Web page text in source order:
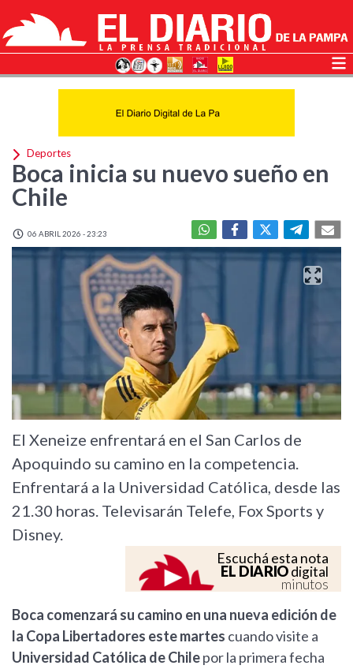
Deportes
Boca inicia su nuevo sueño en
Chile
06 ABRIL 2026 - 23:23
El Xeneize enfrentará en el San Carlos de
Apoquindo su camino en la competencia.
Enfrentará a la Universidad Católica, desde las
21.30 horas. Televisarán Telefe, Fox Sports y
Disney.
Escuchá esta nota
EL DIARIOdigital
minutos
Boca comenzará su camino en una nueva edición de
la Copa Libertadores este martes cuando visite a
Universidad Católica de Chilepor la primera fecha